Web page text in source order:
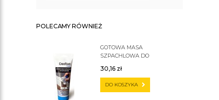
POLECAMY RÓWNIEŻ
GOTOWA MASA
SZPACHLOWA DO
30,16 zł
DO KOSZYKA